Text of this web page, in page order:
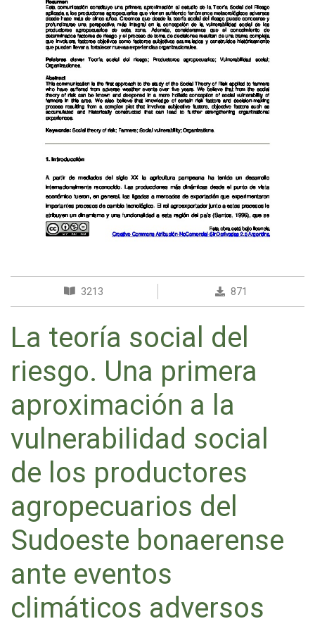
3213 871
La teoría social del
riesgo. Una primera
aproximación a la
vulnerabilidad social
de los productores
agropecuarios del
Sudoeste bonaerense
ante eventos
climáticos adversos